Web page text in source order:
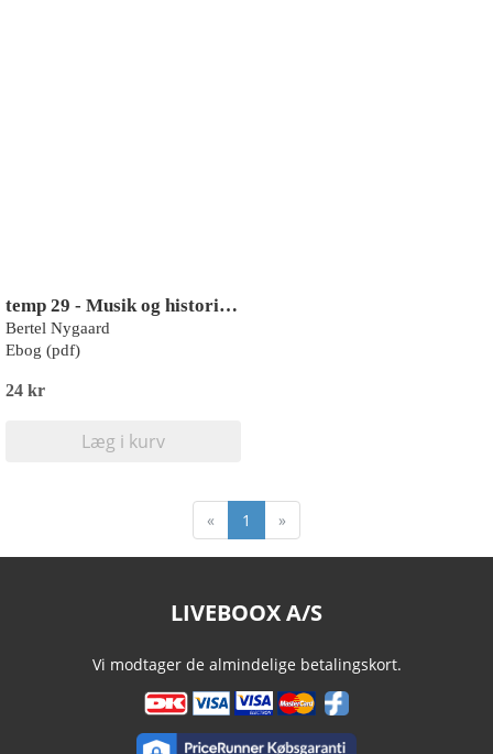
temp 29 - Musik og historie. Mellem oplevelse, erfaring og fremtid
Bertel Nygaard
Ebog (pdf)
24 kr
Læg i kurv
« 1 »
LIVEBOOX A/S
Vi modtager de almindelige betalingskort.